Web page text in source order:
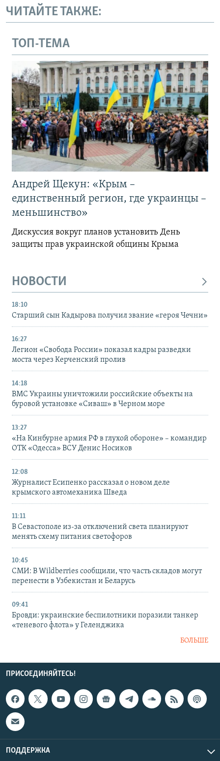
ЧИТАЙТЕ ТАКЖЕ:
ТОП-ТЕМА
Андрей Щекун: «Крым –
единственный регион, где украинцы –
меньшинство»
Дискуссия вокруг планов установить День
защиты прав украинской общины Крыма
НОВОСТИ
18:10
Старший сын Кадырова получил звание «героя Чечни»
16:27
Легион «Свобода России» показал кадры разведки
моста через Керченский пролив
14:18
ВМС Украины уничтожили российские объекты на
буровой установке «Сиваш» в Черном море
13:27
«На Кинбурне армия РФ в глухой обороне» – командир
ОТК «Одесса» ВСУ Денис Носиков
12:08
Журналист Есипенко рассказал о новом деле
крымского автомеханика Шведа
11:11
В Севастополе из-за отключений света планируют
менять схему питания светофоров
10:45
СМИ: В Wildberries сообщили, что часть складов могут
перенести в Узбекистан и Беларусь
09:41
Бровди: украинские беспилотники поразили танкер
«теневого флота» у Геленджика
БОЛЬШЕ
ПРИСОЕДИНЯЙТЕСЬ!
ПОДДЕРЖКА